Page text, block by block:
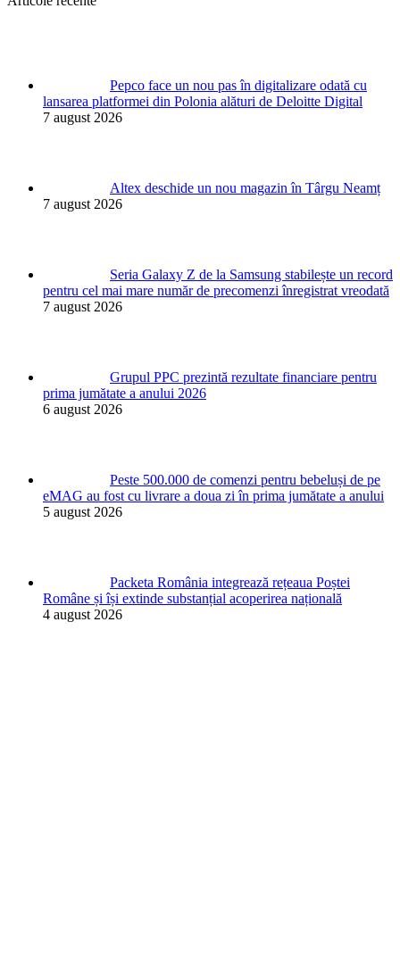
Pepco face un nou pas în digitalizare odată cu
lansarea platformei din Polonia alături de Deloitte Digital
7 august 2026
Altex deschide un nou magazin în Târgu Neamț
7 august 2026
Seria Galaxy Z de la Samsung stabilește un record
pentru cel mai mare număr de precomenzi înregistrat vreodată
7 august 2026
Grupul PPC prezintă rezultate financiare pentru
prima jumătate a anului 2026
6 august 2026
Peste 500.000 de comenzi pentru bebeluși de pe
eMAG au fost cu livrare a doua zi în prima jumătate a anului
5 august 2026
Packeta România integrează rețeaua Poștei
Române și își extinde substanțial acoperirea națională
4 august 2026